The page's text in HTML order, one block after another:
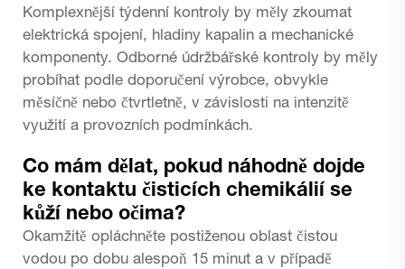
Komplexnější týdenní kontroly by měly zkoumat
elektrická spojení, hladiny kapalin a mechanické
komponenty. Odborné údržbářské kontroly by měly
probíhat podle doporučení výrobce, obvykle
měsíčně nebo čtvrtletně, v závislosti na intenzitě
využití a provozních podmínkách.
Co mám dělat, pokud náhodně dojde
ke kontaktu čisticích chemikálií se
kůží nebo očima?
Okamžitě opláchněte postiženou oblast čistou
vodou po dobu alespoň 15 minut a v případě